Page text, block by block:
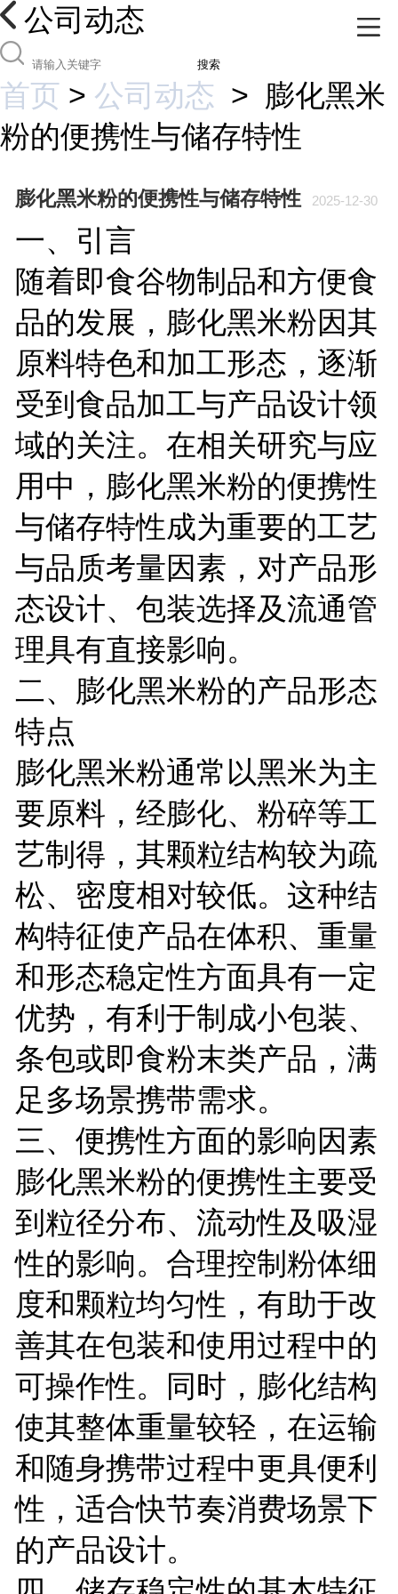
公司动态
搜索
首页 > 公司动态 > 膨化黑米
粉的便携性与储存特性
膨化黑米粉的便携性与储存特性 2025-12-30
一、引言
随着即食谷物制品和方便食
品的发展，膨化黑米粉因其
原料特色和加工形态，逐渐
受到食品加工与产品设计领
域的关注。在相关研究与应
用中，膨化黑米粉的便携性
与储存特性成为重要的工艺
与品质考量因素，对产品形
态设计、包装选择及流通管
理具有直接影响。
二、膨化黑米粉的产品形态
特点
膨化黑米粉通常以黑米为主
要原料，经膨化、粉碎等工
艺制得，其颗粒结构较为疏
松、密度相对较低。这种结
构特征使产品在体积、重量
和形态稳定性方面具有一定
优势，有利于制成小包装、
条包或即食粉末类产品，满
足多场景携带需求。
三、便携性方面的影响因素
膨化黑米粉的便携性主要受
到粒径分布、流动性及吸湿
性的影响。合理控制粉体细
度和颗粒均匀性，有助于改
善其在包装和使用过程中的
可操作性。同时，膨化结构
使其整体重量较轻，在运输
和随身携带过程中更具便利
性，适合快节奏消费场景下
的产品设计。